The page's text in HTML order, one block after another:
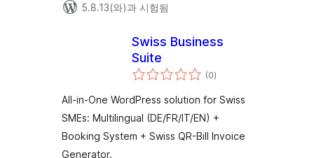
5.8.13(와)과 시험됨
Swiss Business
Suite
(0전
체
점
)
All-in-One WordPress solution for Swiss
SMEs: Multilingual (DE/FR/IT/EN) +
Booking System + Swiss QR-Bill Invoice
Generator.